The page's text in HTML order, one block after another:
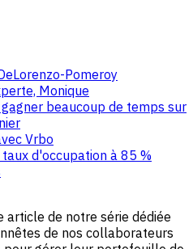
Pomeroy
Monique
beaucoup de temps sur
Vrbo
d'occupation à 85 %
article de notre série dédiée
de nos collaborateurs